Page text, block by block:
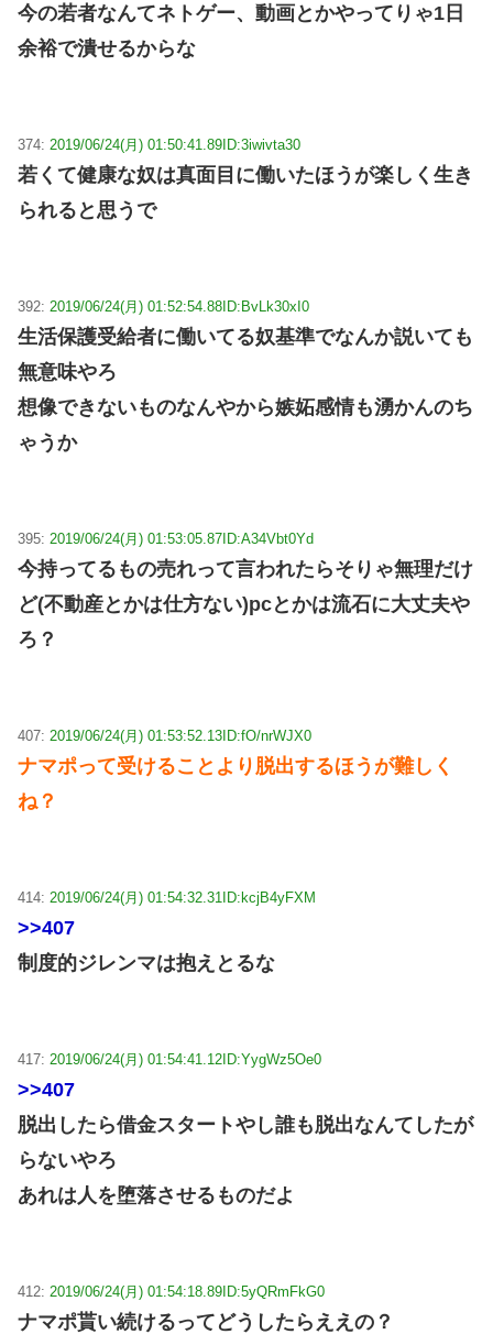
今の若者なんてネトゲー、動画とかやってりゃ1日
余裕で潰せるからな
374: 2019/06/24(月) 01:50:41.89ID:3iwivta30
若くて健康な奴は真面目に働いたほうが楽しく生き
られると思うで
392: 2019/06/24(月) 01:52:54.88ID:BvLk30xI0
生活保護受給者に働いてる奴基準でなんか説いても
無意味やろ
想像できないものなんやから嫉妬感情も湧かんのち
ゃうか
395: 2019/06/24(月) 01:53:05.87ID:A34Vbt0Yd
今持ってるもの売れって言われたらそりゃ無理だけ
ど(不動産とかは仕方ない)pcとかは流石に大丈夫や
ろ？
407: 2019/06/24(月) 01:53:52.13ID:fO/nrWJX0
ナマポって受けることより脱出するほうが難しく
ね？
414: 2019/06/24(月) 01:54:32.31 ID:kcjB4yFXM
>>407
制度的ジレンマは抱えとるな
417: 2019/06/24(月) 01:54:41.12ID:YygWz5Oe0
>>407
脱出したら借金スタートやし誰も脱出なんてしたが
らないやろ
あれは人を堕落させるものだよ
412: 2019/06/24(月) 01:54:18.89ID:5yQRmFkG0
ナマポ貰い続けるってどうしたらええの？